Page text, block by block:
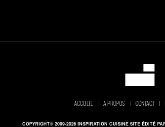
ACCUEIL A PROPOS CONTACT
COPYRIGHT© 2009-2026 INSPIRATION CUISINE SITE ÉDITÉ